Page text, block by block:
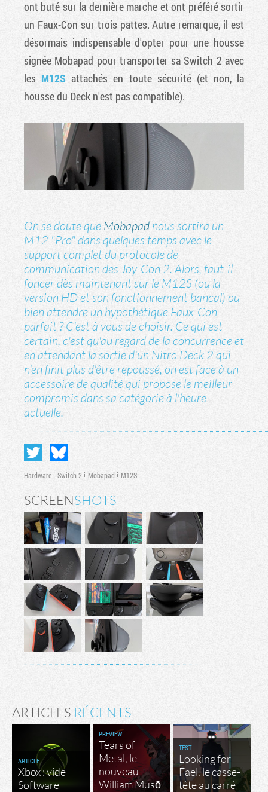
ont buté sur la dernière marche et ont préféré sortir
un Faux-Con sur trois pattes. Autre remarque, il est
désormais indispensable d'opter pour une housse
signée Mobapad pour transporter sa Switch 2 avec
lesM12S attachés en toute sécurité (et non, la
housse du Deck n'est pas compatible).
On se doute que Mobapad nous sortira un
M12 "Pro" dans quelques temps avec le
support complet du protocole de
communication des Joy-Con 2. Alors, faut-il
foncer dès maintenant sur le M12S (ou la
version HD et son fonctionnement bancal) ou
bien attendre un hypothétique Faux-Con
parfait ? C'est à vous de choisir. Ce qui est
certain, c'est qu'au regard de la concurrence et
en attendant la sortie d'un Nitro Deck 2 qui
n'en finit plus d'être repoussé, on est face à un
accessoire de qualité qui propose le meilleur
compromis dans sa catégorie à l'heure
actuelle.
Hardware Switch 2 Mobapad M12S
SCREENSHOTS
ARTICLES RÉCENTS
ARTICLE
Xbox : vide
Software
PREVIEW
Tears of
Metal, le
nouveau
William Musō
TEST
Looking for
Fael, le casse-
tête au carré